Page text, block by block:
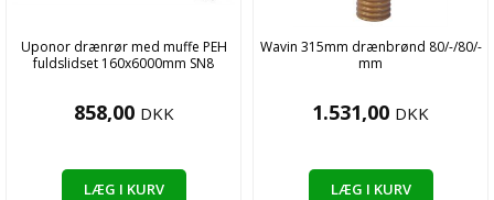
Uponor drænrør med muffe PEH
fuldslidset 160x6000mm SN8
858,00 DKK
LÆG I KURV
Wavin 315mm drænbrønd 80/-/80/-
mm
1.531,00 DKK
LÆG I KURV